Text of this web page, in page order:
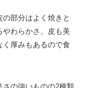
部分はよく焼きと
わらかさ。皮も美
厚みもあるので食
の強いものの2種類